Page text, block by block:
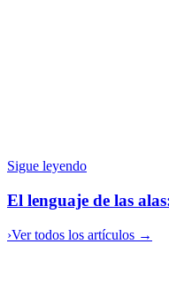
Sigue leyendo
El lenguaje de las
›Ver todos los artículos →